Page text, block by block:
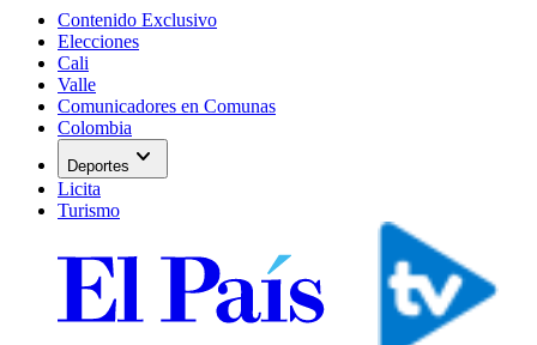
Contenido Exclusivo
Elecciones
Cali
Valle
Comunicadores en Comunas
Colombia
Deportes expand_more
Licita
Turismo